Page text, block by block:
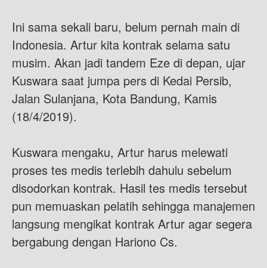
Ini sama sekali baru, belum pernah main di
Indonesia. Artur kita kontrak selama satu
musim. Akan jadi tandem Eze di depan, ujar
Kuswara saat jumpa pers di Kedai Persib,
Jalan Sulanjana, Kota Bandung, Kamis
(18/4/2019).
Kuswara mengaku, Artur harus melewati
proses tes medis terlebih dahulu sebelum
disodorkan kontrak. Hasil tes medis tersebut
pun memuaskan pelatih sehingga manajemen
langsung mengikat kontrak Artur agar segera
bergabung dengan Hariono Cs.